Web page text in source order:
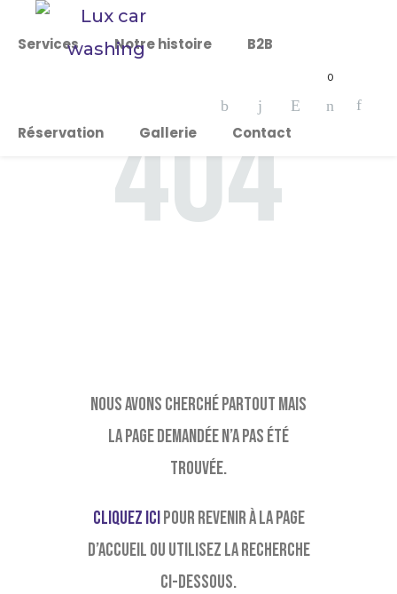
Services Notre histoire B2B
Réservation Gallerie Contact
0
404
Nous avons cherché partout mais
la page demandée n’a pas été
trouvée.
Cliquez icipour revenir à la page
d’accueil ou utilisez la recherche
ci-dessous.